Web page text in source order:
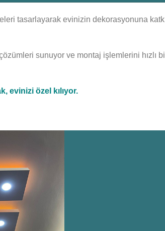
tasarlayarak evinizin dekorasyonuna
sunuyor ve montaj işlemlerini hızlı
evinizi özel kılıyor.